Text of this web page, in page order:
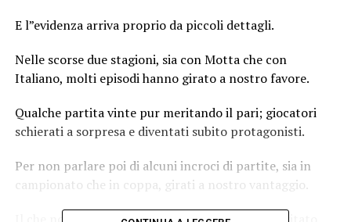
E l”evidenza arriva proprio da piccoli dettagli.
Nelle scorse due stagioni, sia con Motta che con
Italiano, molti episodi hanno girato a nostro favore.
Qualche partita vinte pur meritando il pari; giocatori
schierati a sorpresa e diventati subito protagonisti.
Per non parlare poi di alcuni incroci di partite, sia in
campionato che in coppa, girati a nostro vantaggio.